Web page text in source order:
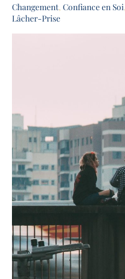
Changement, Confiance en Soi,
Lâcher-Prise
—